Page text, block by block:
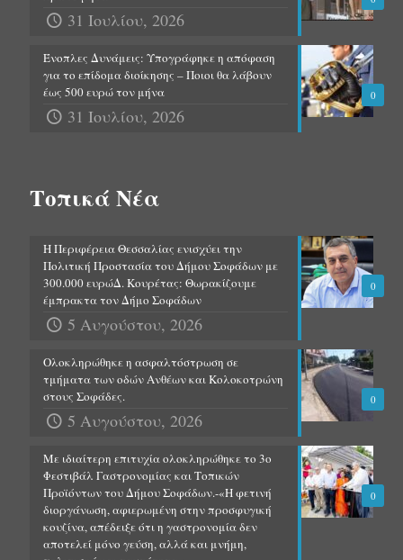
31 Ιουλίου, 2026
0
Ένοπλες Δυνάμεις: Υπογράφηκε η απόφαση
για το επίδομα διοίκησης – Ποιοι θα λάβουν
έως 500 ευρώ τον μήνα
31 Ιουλίου, 2026
Τοπικά Νέα
0
Η Περιφέρεια Θεσσαλίας ενισχύει την
Πολιτική Προστασία του Δήμου Σοφάδων με
300.000 ευρώΔ. Κουρέτας: Θωρακίζουμε
έμπρακτα τον Δήμο Σοφάδων
5 Αυγούστου, 2026
0
Ολοκληρώθηκε η ασφαλτόστρωση σε
τμήματα των οδών Ανθέων και Κολοκοτρώνη
στους Σοφάδες.
5 Αυγούστου, 2026
0
Με ιδιαίτερη επιτυχία ολοκληρώθηκε το 3ο
Φεστιβάλ Γαστρονομίας και Τοπικών
Προϊόντων του Δήμου Σοφάδων.-«Η φετινή
διοργάνωση, αφιερωμένη στην προσφυγική
κουζίνα, απέδειξε ότι η γαστρονομία δεν
αποτελεί μόνο γεύση, αλλά και μνήμη,